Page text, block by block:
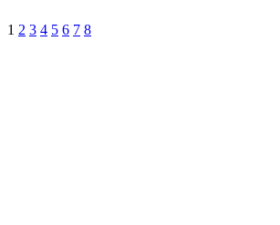
1 2 3 4 5 6 7 8